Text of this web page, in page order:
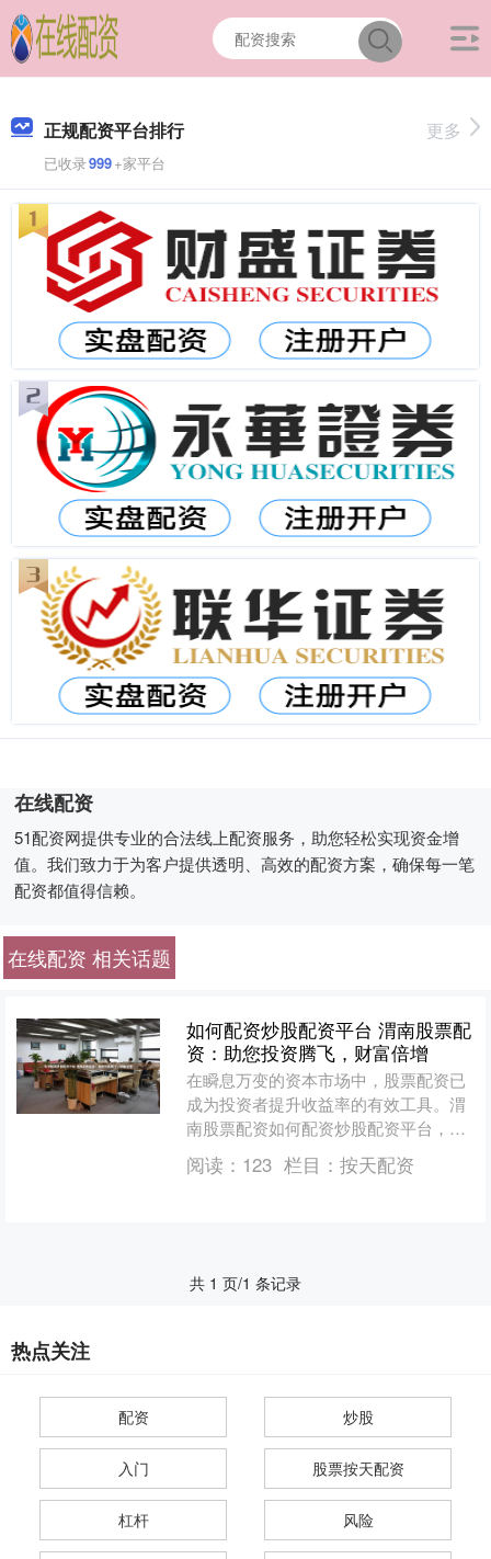
正规配资平台排行
已收录999+家平台
更多
在线配资
51配资网提供专业的合法线上配资服务，助您轻松实现资金增
值。我们致力于为客户提供透明、高效的配资方案，确保每一笔
配资都值得信赖。
在线配资 相关话题
如何配资炒股配资平台 渭南股票配
资：助您投资腾飞，财富倍增
在瞬息万变的资本市场中，股票配资已
成为投资者提升收益率的有效工具。渭
南股票配资如何配资炒股配资平台，以
其专业的服务和雄厚的资金实力，为投
资者提供安全、便捷的配资....
阅读： 123 栏目： 按天配资
共 1 页/1 条记录
热点关注
配资 炒股
入门 股票按天配资
杠杆 风险